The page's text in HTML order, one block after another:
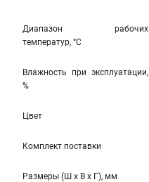
Диапазон рабочих
температур, °С
Влажность при эксплуатации,
%
Цвет
Комплект поставки
Размеры (Ш x В x Г), мм